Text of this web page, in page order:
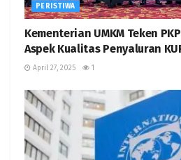
PERISTIWA
Kementerian UMKM Teken
Aspek Kualitas Penyaluran
April 27, 2025 1